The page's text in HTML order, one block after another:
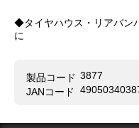
◆タイヤハウス・リアバン
に
製品コード 3877
JANコード